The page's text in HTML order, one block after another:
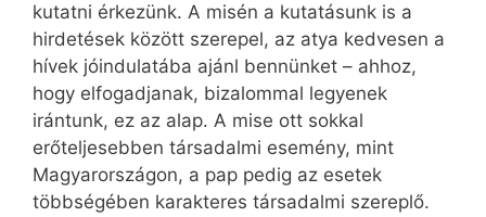
kutatni érkezünk. A misén a kutatásunk is a
hirdetések között szerepel, az atya kedvesen a
hívek jóindulatába ajánl bennünket – ahhoz,
hogy elfogadjanak, bizalommal legyenek
irántunk, ez az alap. A mise ott sokkal
erőteljesebben társadalmi esemény, mint
Magyarországon, a pap pedig az esetek
többségében karakteres társadalmi szereplő.